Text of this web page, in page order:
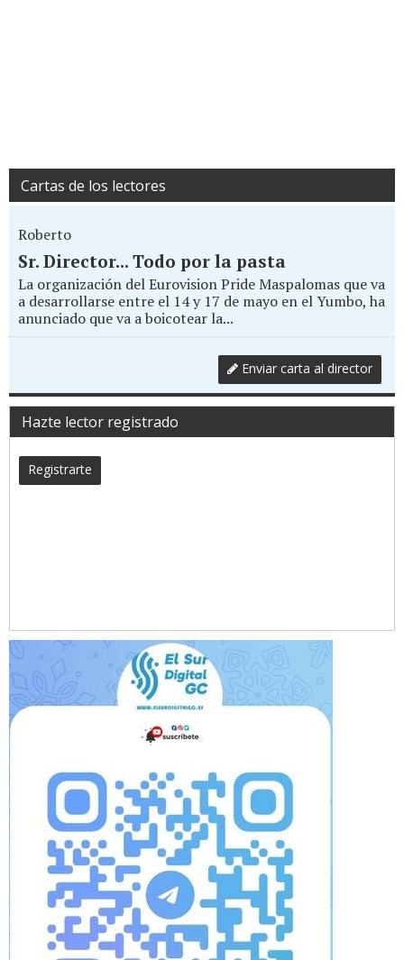
Cartas de los lectores
Roberto
Sr. Director... Todo por la pasta
La organización del Eurovision Pride Maspalomas que va
a desarrollarse entre el 14 y 17 de mayo en el Yumbo, ha
anunciado que va a boicotear la...
Enviar carta al director
Hazte lector registrado
Registrarte